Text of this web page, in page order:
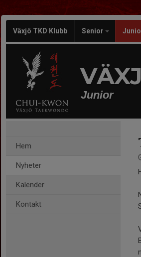
Växjö TKD Klubb Senior
Junior
Hem
Nyheter
Kalender
Kontakt